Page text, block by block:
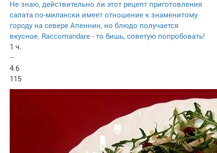
Не знаю, действительно ли этот рецепт приготовления
салата по-милански имеет отношение к знаменитому
городу на севере Апеннин, но блюдо получается
вкусное. Raccomandare - то бишь, советую попробовать!
1 ч.
–
4.6
115